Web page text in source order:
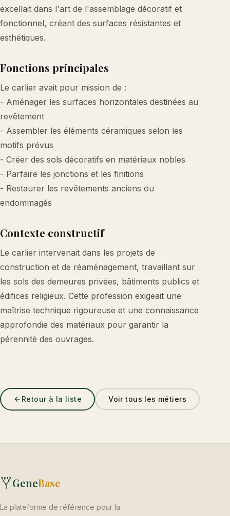
excellait dans l'art de l'assemblage décoratif et
fonctionnel, créant des surfaces résistantes et
esthétiques.
Fonctions principales
Le carlier avait pour mission de :
- Aménager les surfaces horizontales destinées au
revêtement
- Assembler les éléments céramiques selon les
motifs prévus
- Créer des sols décoratifs en matériaux nobles
- Parfaire les jonctions et les finitions
- Restaurer les revêtements anciens ou
endommagés
Contexte constructif
Le carlier intervenait dans les projets de
construction et de réaménagement, travaillant sur
les sols des demeures privées, bâtiments publics et
édifices religieux. Cette profession exigeait une
maîtrise technique rigoureuse et une connaissance
approfondie des matériaux pour garantir la
pérennité des ouvrages.
Retour à la liste Voir tous les métiers
GeneBase
La plateforme de référence pour la